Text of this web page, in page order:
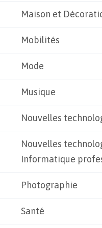
Maison et
Mobilités
Mode
Musique
Nouvelles
Nouvelles
Informatique
Photographie
Santé